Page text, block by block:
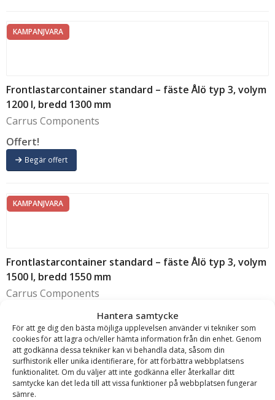
Hantera samtycke
För att ge dig den bästa möjliga upplevelsen använder vi tekniker som
cookies för att lagra och/eller hämta information från din enhet. Genom
att godkänna dessa tekniker kan vi behandla data, såsom din
surfhistorik eller unika identifierare, för att förbättra webbplatsens
funktionalitet. Om du väljer att inte godkänna eller återkallar ditt
samtycke kan det leda till att vissa funktioner på webbplatsen fungerar
sämre.
KAMPANJVARA
Frontlastarcontainer standard – fäste Ålö typ 3, volym
1200 l, bredd 1300 mm
Carrus Components
Offert!
Begär offert
KAMPANJVARA
Frontlastarcontainer standard – fäste Ålö typ 3, volym
1500 l, bredd 1550 mm
Carrus Components
Begär offert
KAMPANJVARA